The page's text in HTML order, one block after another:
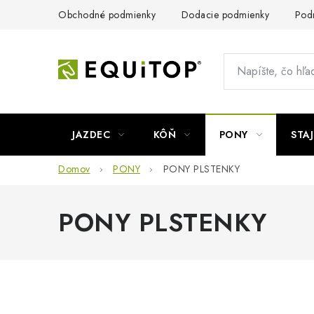
Obchodné podmienky Dodacie podmienky
JAZDEC KÔŇ PONY
Domov PONY PONY PLSTENKY
PONY PLSTENKY